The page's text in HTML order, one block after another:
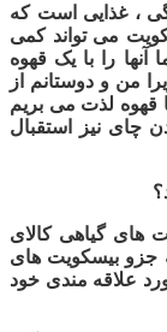
، غذایی است که
می تواند کمی
را با یک قهوه
من و دوستانم از
قهوه لذت می بریم
چای نیز استقبال
های گیاهی کالای
جزو بیسکویت های
علاقه مندی خود